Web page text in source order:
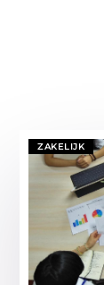
ZAKELIJK